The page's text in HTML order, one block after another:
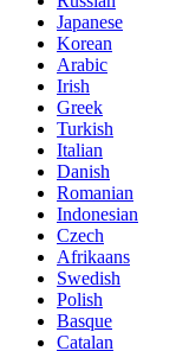
Japanese
Korean
Arabic
Irish
Greek
Turkish
Italian
Danish
Romanian
Indonesian
Czech
Afrikaans
Swedish
Polish
Basque
Catalan